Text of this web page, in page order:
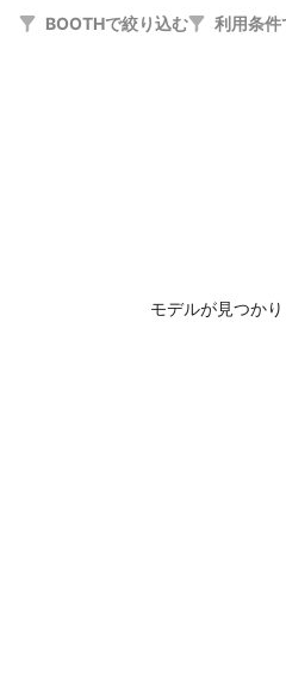
BOOTHで絞り込む 利用条件
モデルが見つか